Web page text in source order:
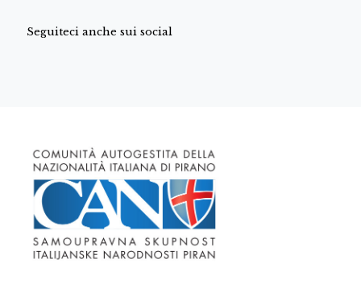
Seguiteci anche sui social